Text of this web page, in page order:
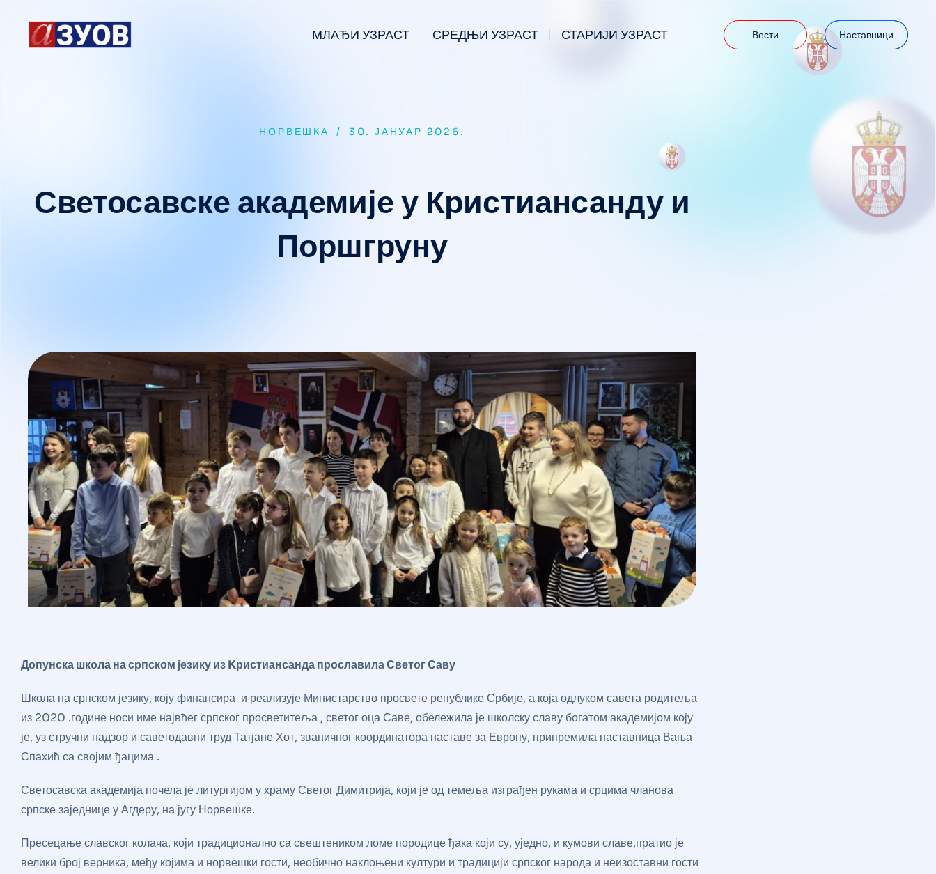
МЛАЂИ УЗРАСТ СРЕДЊИ УЗРАСТ СТАРИЈИ УЗРАСТ Вести Наставници
НОРВЕШКА / 30. ЈАНУАР 2026.
Светосавске академије у Кристиансанду и
Поршгруну
Допунска школа на српском језику изKристиансанда прославила Светог Саву
Школа на српском језику, коју финансира и реализује Министарство просвете републике Србије, а која одлуком савета родитеља
из 2020 .године носи име највћег српског просветитеља , светог оца Саве, обележила је школску славу богатом академијом коју
је, уз стручни надзор и саветодавни труд Татјане Хот, званичног координатора наставе за Европу, припремила наставница Вања
Спахић са својим ђацима .
Светосавска академија почела је литургијом у храму Светог Димитрија, који је од темеља изграђен рукама и срцима чланова
српске заједнице у Агдеру, на југу Норвешке.
Пресецање славског колача, који традиционално са свештеником ломе породице ђака који су, уједно, и кумови славе,пратио је
велики број верника, међу којима и норвешки гости, необично наклоњени култури и традицији српског народа и неизоставни гости